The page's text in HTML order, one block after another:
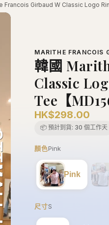
Francois Girbaud W Classic Logo
MARITHE FRANCOIS
韓國
Classic
Tee【
HK$298.00
📦 預計到貨: 30 個工作天
顏色Pink
Pink
尺寸S